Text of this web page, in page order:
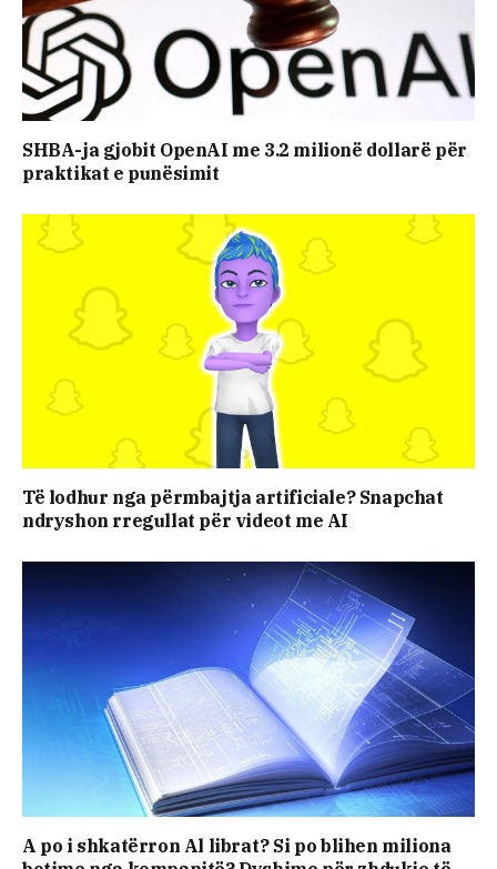
SHBA-ja gjobit OpenAI me 3.2 milionë dollarë për
praktikat e punësimit
Të lodhur nga përmbajtja artificiale? Snapchat
ndryshon rregullat për videot me AI
A po i shkatërron Al librat? Si po blihen miliona